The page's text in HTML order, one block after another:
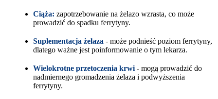
Ciąża: zapotrzebowanie na żelazo wzrasta, co może
prowadzić do spadku ferrytyny.
Suplementacja żelaza - może podnieść poziom ferrytyny,
dlatego ważne jest poinformowanie o tym lekarza.
Wielokrotne przetoczenia krwi - mogą prowadzić do
nadmiernego gromadzenia żelaza i podwyższenia
ferrytyny.